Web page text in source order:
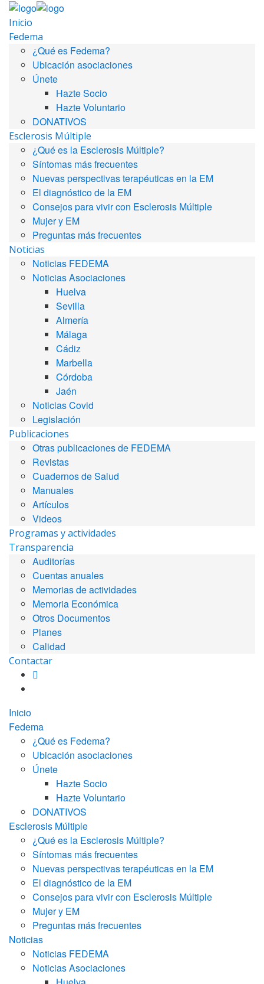
Inicio
Fedema
¿Qué es Fedema?
Ubicación asociaciones
Únete
Hazte Socio
Hazte Voluntario
DONATIVOS
Esclerosis Múltiple
¿Qué es la Esclerosis Múltiple?
Síntomas más frecuentes
Nuevas perspectivas terapéuticas en la EM
El diagnóstico de la EM
Consejos para vivir con Esclerosis Múltiple
Mujer y EM
Preguntas más frecuentes
Noticias
Noticias FEDEMA
Noticias Asociaciones
Huelva
Sevilla
Almería
Málaga
Cádiz
Marbella
Córdoba
Jaén
Noticias Covid
Legislación
Publicaciones
Otras publicaciones de FEDEMA
Revistas
Cuadernos de Salud
Manuales
Artículos
Videos
Programas y actividades
Transparencia
Auditorías
Cuentas anuales
Memorias de actividades
Memoria Económica
Otros Documentos
Planes
Calidad
Contactar
Inicio
Fedema
¿Qué es Fedema?
Ubicación asociaciones
Únete
Hazte Socio
Hazte Voluntario
DONATIVOS
Esclerosis Múltiple
¿Qué es la Esclerosis Múltiple?
Síntomas más frecuentes
Nuevas perspectivas terapéuticas en la EM
El diagnóstico de la EM
Consejos para vivir con Esclerosis Múltiple
Mujer y EM
Preguntas más frecuentes
Noticias
Noticias FEDEMA
Noticias Asociaciones